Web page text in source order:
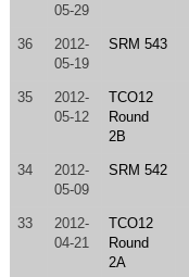
05-29
36
2012-
05-19
SRM 543
35
2012-
05-12
TCO12
Round
2B
34
2012-
05-09
SRM 542
33
2012-
04-21
TCO12
Round
2A